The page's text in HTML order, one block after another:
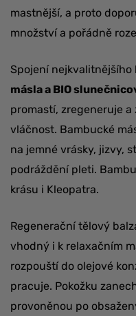
mastnější, a proto
množství a pořádně
Spojení nejkvalitnějšího
másla a BIO
promastí, zregeneruje
vláčnost. Bambucké
na jemné vrásky, jizvy,
podráždění pleti.
krásu i Kleopatra.
Regenerační tělový
vhodný i k relaxačním
rozpouští do olejové
pracuje. Pokožku
provoněnou po